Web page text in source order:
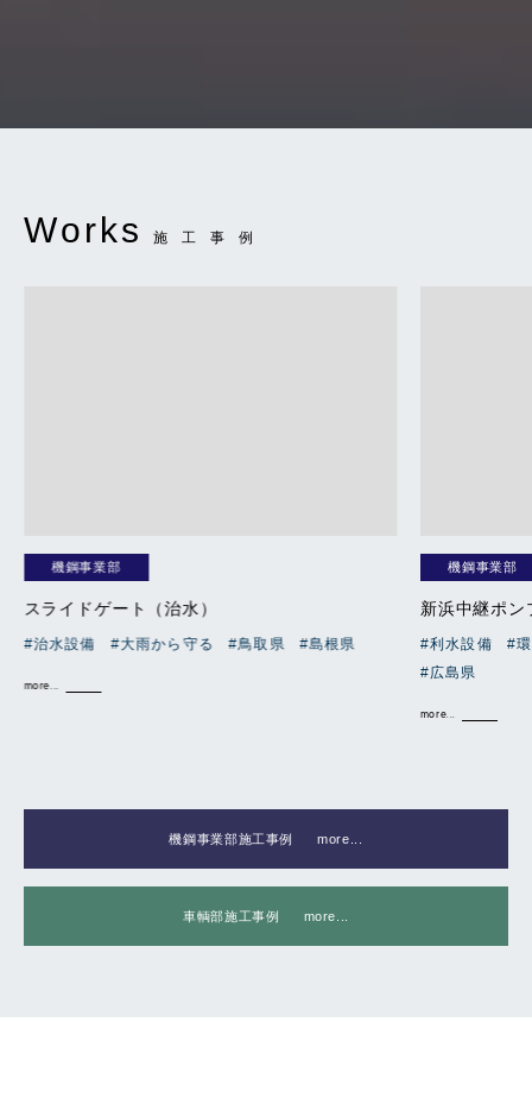
Works 施工事例
機鋼事業部
スライドゲート（治水）
#治水設備 #大雨から守る #鳥取県 #島根県
more...
機鋼事業部
新浜中継ポン
#利水設備
#
#広島県
more...
機鋼事業部施工事例 more...
車輌部施工事例 more...